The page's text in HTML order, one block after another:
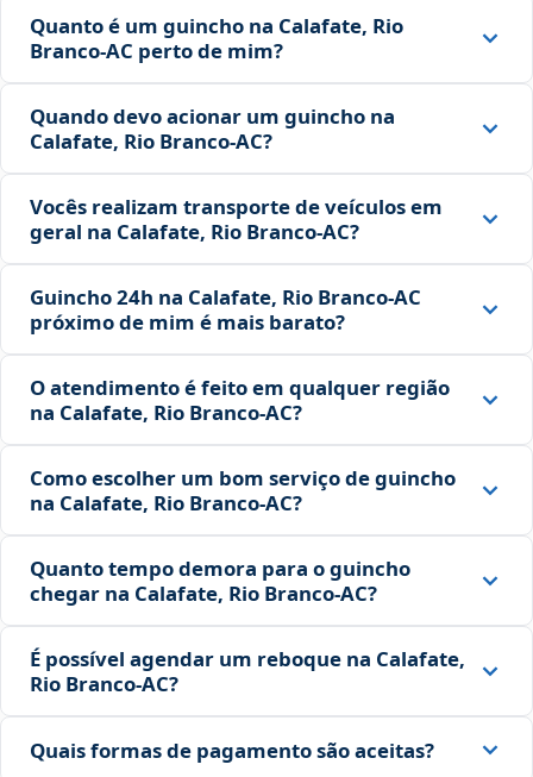
Quanto é um guincho na Calafate, Rio
Branco‑AC perto de mim?
Quando devo acionar um guincho na
Calafate, Rio Branco‑AC?
Vocês realizam transporte de veículos em
geral na Calafate, Rio Branco‑AC?
Guincho 24h na Calafate, Rio Branco‑AC
próximo de mim é mais barato?
O atendimento é feito em qualquer região
na Calafate, Rio Branco‑AC?
Como escolher um bom serviço de guincho
na Calafate, Rio Branco‑AC?
Quanto tempo demora para o guincho
chegar na Calafate, Rio Branco‑AC?
É possível agendar um reboque na Calafate,
Rio Branco‑AC?
Quais formas de pagamento são aceitas?